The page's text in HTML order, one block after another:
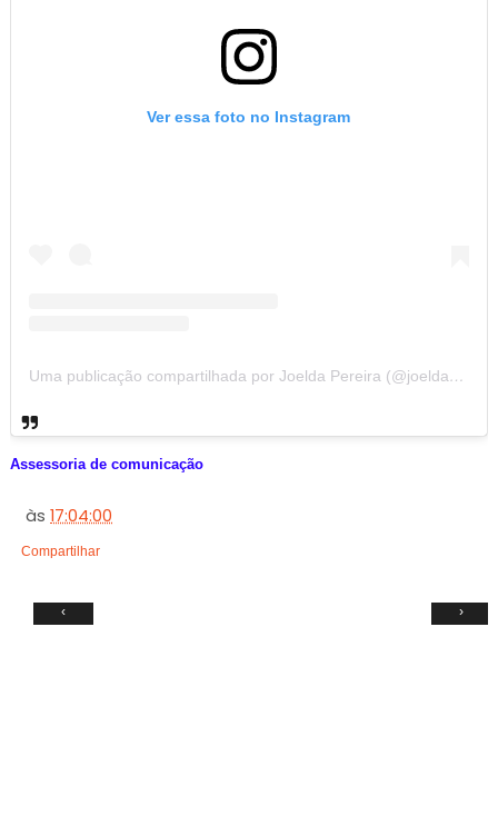
Ver essa foto no Instagram
Uma publicação compartilhada por Joelda Pereira (@joeldapereira_)
Assessoria de comunicação
às17:04:00
Compartilhar
‹ ›